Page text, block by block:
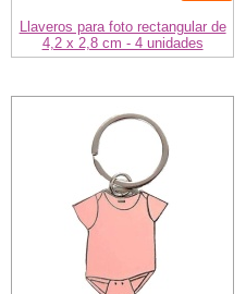
Llaveros para foto rectangular de
4,2 x 2,8 cm - 4 unidades